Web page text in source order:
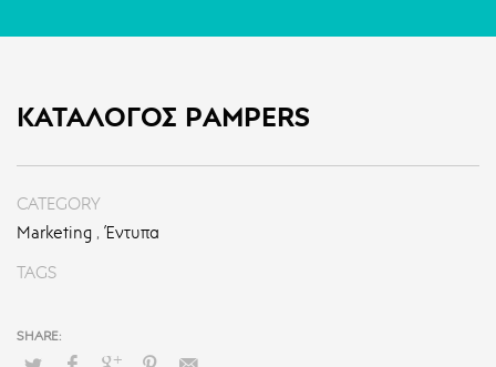
ΚΑΤΆΛΟΓΟΣ PAMPERS
CATEGORY
Marketing , Έντυπα
TAGS